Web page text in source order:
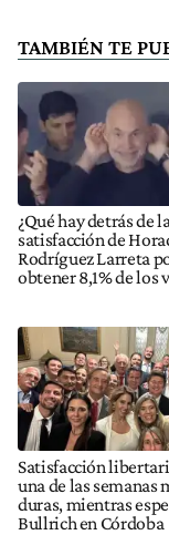
TAMBIÉN TE
¿Qué hay detrás de
satisfacción de
Rodríguez Larreta
obtener 8,1% de los
Satisfacción
una de las semanas
duras, mientras
Bullrich en Córdoba